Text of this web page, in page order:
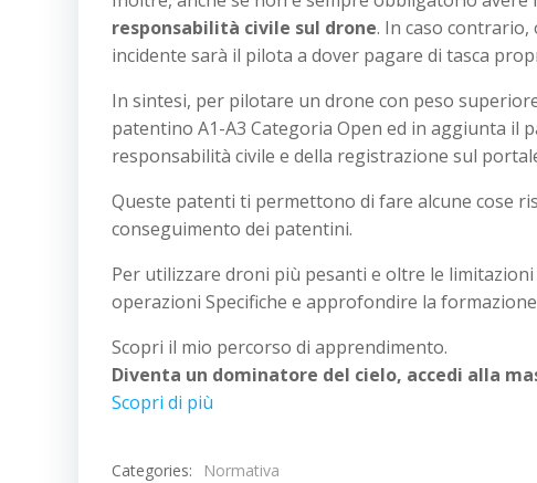
responsabilità civile sul drone. In caso contrario,
incidente sarà il pilota a dover pagare di tasca
In sintesi, per pilotare un drone con peso
patentino A1-A3 Categoria Open ed in aggiunta il
responsabilità civile e della registrazione sul
Queste patenti ti permettono di fare alcune cose
conseguimento dei patentini.
Per utilizzare droni più pesanti e oltre le
operazioni Specifiche e approfondire la
Scopri il mio percorso di apprendimento.
Diventa un dominatore del cielo, accedi alla
Scopri di più
Categories:
Normativa